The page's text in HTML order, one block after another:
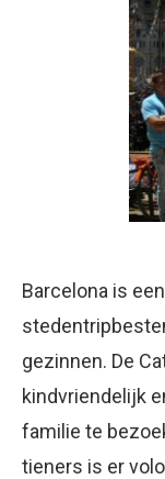
Barcelona is
gezinnen. De
kindvriendelijk
familie te
tieners is er